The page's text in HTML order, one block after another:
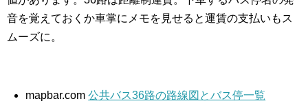
音を覚えておくか車掌にメモを見せると運賃の支払いもス
ムーズに。
mapbar.com公共バス36路の路線図とバス停一覧